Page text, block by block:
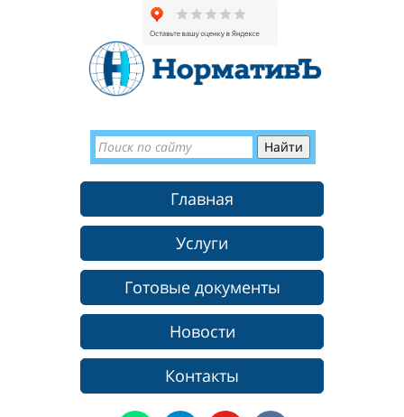
Главная
Услуги
Готовые документы
Новости
Контакты